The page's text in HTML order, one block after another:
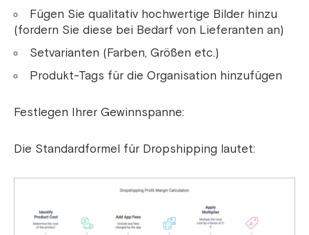
Fügen Sie qualitativ hochwertige Bilder hinzu
(fordern Sie diese bei Bedarf von Lieferanten an)
Setvarianten (Farben, Größen etc.)
Produkt-Tags für die Organisation hinzufügen
Festlegen Ihrer Gewinnspanne:
Die Standardformel für Dropshipping lautet: